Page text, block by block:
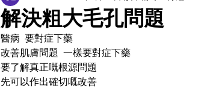
解決粗大毛孔問題
醫病  要對症下藥
改善肌膚問題  一樣要對症下藥
要了解真正嘅根源問題
先可以作出確切嘅改善